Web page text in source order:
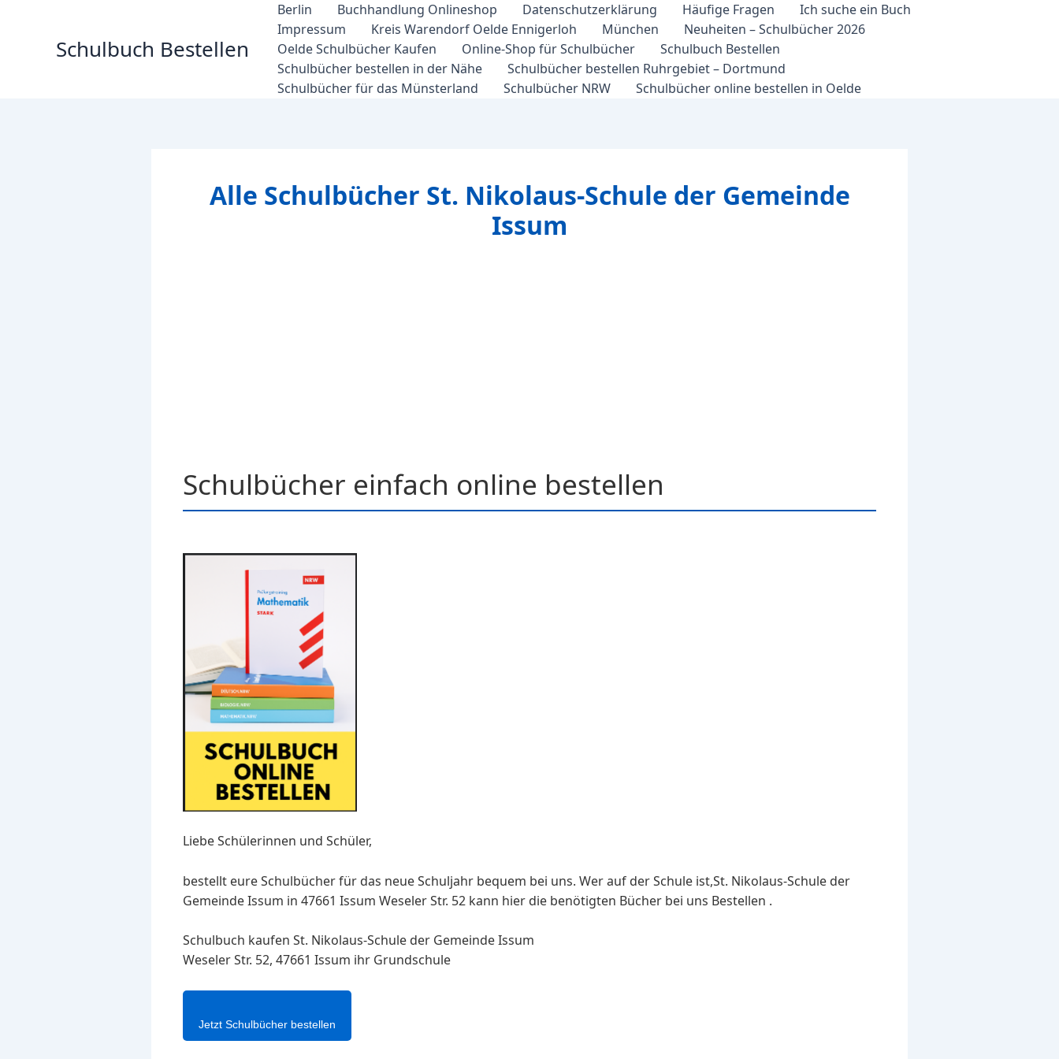
Schulbuch Bestellen
Berlin Buchhandlung Onlineshop Datenschutzerklärung Häufige Fragen
Ich suche ein Buch
Impressum
Kreis Warendorf Oelde Ennigerloh München
Neuheiten – Schulbücher 2026
Oelde Schulbücher Kaufen
Online-Shop für Schulbücher
Schulbuch Bestellen
Schulbücher bestellen in der Nähe
Schulbücher bestellen Ruhrgebiet – Dortmund
Schulbücher für das Münsterland
Schulbücher NRW Schulbücher online bestellen in Oelde
Alle Schulbücher St. Nikolaus-Schule der Gemeinde
Issum
Schulbücher einfach online bestellen
Liebe Schülerinnen und Schüler,
bestellt eure Schulbücher für das neue Schuljahr bequem bei uns. Wer auf der Schule ist,St. Nikolaus-Schule der
Gemeinde Issum in 47661 Issum Weseler Str. 52 kann hier die benötigten Bücher bei uns Bestellen .
Schulbuch kaufen St. Nikolaus-Schule der Gemeinde Issum
Weseler Str. 52, 47661 Issum ihr Grundschule
Jetzt Schulbücher bestellen